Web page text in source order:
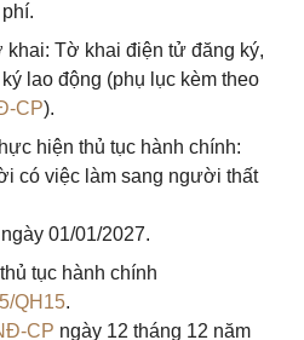
khai: Tờ khai điện tử đăng ký,
lao động (phụ lục kèm theo
CP).
hiện thủ tục hành chính:
có việc làm sang người thất
01/01/2027.
tục hành chính
QH15.
CP ngày 12 tháng 12 năm